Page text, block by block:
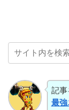
記事
最強